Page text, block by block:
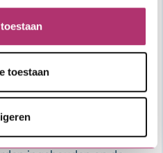
toestaan
aan?
aan?
hypotheek: € 995,-.